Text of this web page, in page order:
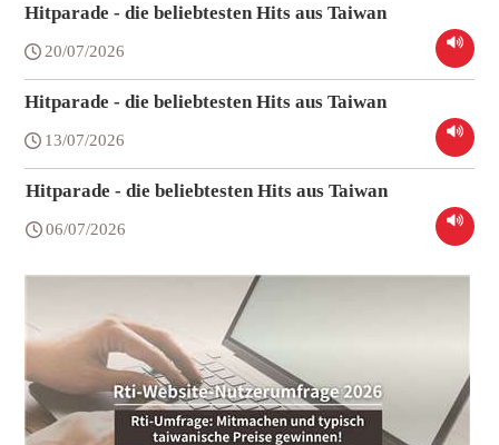
Hitparade - die beliebtesten Hits aus Taiwan
20/07/2026
Hitparade - die beliebtesten Hits aus Taiwan
13/07/2026
Hitparade - die beliebtesten Hits aus Taiwan
06/07/2026